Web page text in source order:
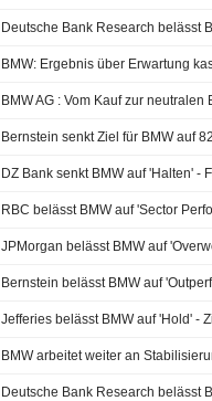
Deutsche Bank Research belässt
BMW AG : Vom Kauf zur
Bernstein senkt Ziel für BMW auf
DZ Bank senkt BMW auf 'Halten' -
RBC belässt BMW auf 'Sector
JPMorgan belässt BMW auf
Bernstein belässt BMW auf
Jefferies belässt BMW auf 'Hold' -
BMW arbeitet weiter an
Deutsche Bank Research belässt